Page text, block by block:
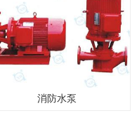
消防水泵